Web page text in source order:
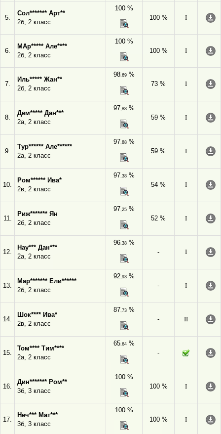
5.
Сол******* Арт**
2б, 2 класс
100 %
100 %
I
6.
МАр***** Але****
2б, 2 класс
100 %
100 %
I
7.
Иль***** Жан**
2б, 2 класс
98,69 %
73 %
I
8.
Дем***** Дан***
2а, 2 класс
97,88 %
59 %
I
9.
Тур****** Але******
2а, 2 класс
97,88 %
59 %
I
10.
Ром****** Ива*
2в, 2 класс
97,38 %
54 %
I
11.
Риж******* Ян
2б, 2 класс
97,25 %
52 %
I
12.
Нау*** Дан***
2а, 2 класс
96,38 %
-
I
13.
Мар******* Ели******
2б, 2 класс
92,93 %
-
I
14.
Шок**** Ива*
2в, 2 класс
87,73 %
-
II
15.
Том**** Тим****
2а, 2 класс
65,64 %
-
16.
Дин******* Ром**
3б, 3 класс
100 %
100 %
I
17.
Неч*** Мат***
3б, 3 класс
100 %
100 %
I